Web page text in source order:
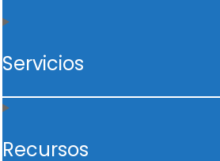
Servicios
Recursos